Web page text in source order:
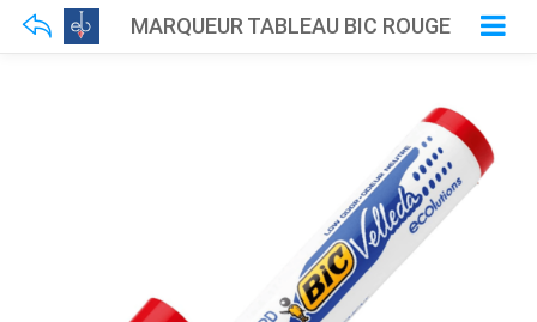
MARQUEUR TABLEAU BIC ROUGE